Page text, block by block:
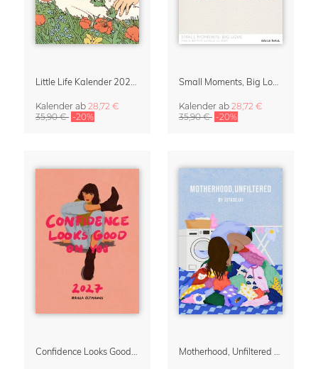
Kalender ab 28,72 €
35,90 € -20%
Kalender ab 28,72 €
35,90 € -20%